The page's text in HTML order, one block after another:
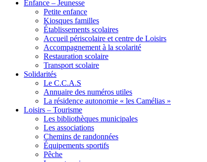
Enfance – Jeunesse
Petite enfance
Kiosques familles
Établissements scolaires
Accueil périscolaire et centre de Loisirs
Accompagnement à la scolarité
Restauration scolaire
Transport scolaire
Solidarités
Le C.C.A.S
Annuaire des numéros utiles
La résidence autonomie « les Camélias »
Loisirs – Tourisme
Les bibliothèques municipales
Les associations
Chemins de randonnées
Équipements sportifs
Pêche